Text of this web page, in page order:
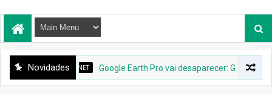
Novidades
INTERNET Google Earth Pro vai desaparecer: Google